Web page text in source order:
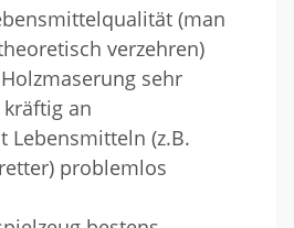
(man
verzehren)
sehr
an
Lebensmitteln (z.B.
problemlos